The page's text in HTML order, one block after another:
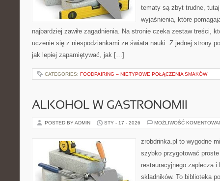
tematy są zbyt trudne,
wyjaśnienia, które
najbardziej zawiłe zagadnienia. Na stronie czeka zestaw treści,
uczenie się z niespodziankami ze świata nauki. Z jednej strony
jak lepiej zapamiętywać, jak […]
CATEGORIES: FOODPAIRING – NIETYPOWE POŁĄCZENIA SMAKÓW
ALKOHOL W GASTRONOMII
POSTED BY ADMIN STY - 17 - 2026 MOŻLIWOŚĆ
zrobdrinka.pl to wygodne
szybko przygotować
restauracyjnego zaplecza i
składników. To biblioteka